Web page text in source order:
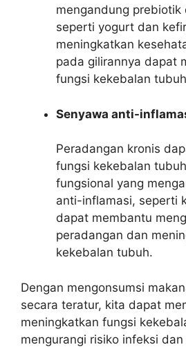
mengandung prebiotik
seperti yogurt dan
meningkatkan
pada gilirannya dapat
fungsi kekebalan
Senyawa anti-
Peradangan kronis
fungsi kekebalan
fungsional yang
anti-inflamasi, seperti
dapat membantu
peradangan dan
kekebalan tubuh.
Dengan mengonsumsi
secara teratur, kita dapat
meningkatkan fungsi
mengurangi risiko infeksi